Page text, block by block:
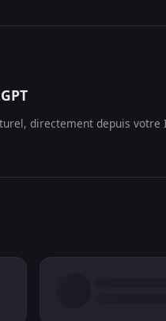
directement depuis votre